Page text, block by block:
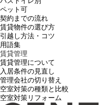
ペット可
契約までの流れ
賃貸物件の選び方
引越し方法・コツ
用語集
賃貸管理
賃貸管理について
入居条件の見直し
管理会社の切り替え
空室対策の種類と比較
空室対策リフォーム